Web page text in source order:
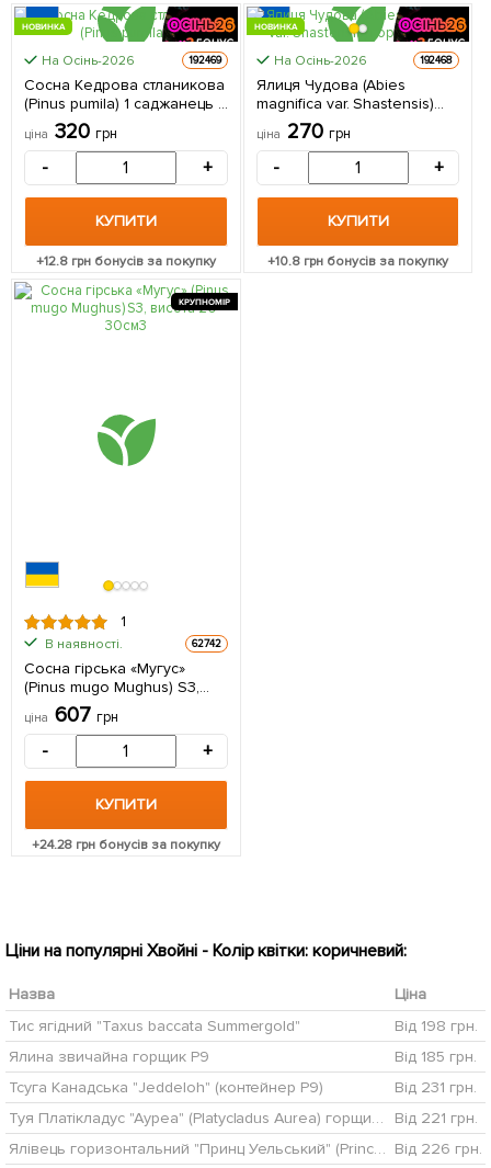
НОВИНКА
На Осінь-2026 192469
Сосна Кедрова стланикова
(Pinus pumila) 1 саджанець в
упаковці
ціна 320 грн
- +
КУПИТИ
+12.8 грн бонусів за покупку
НОВИНКА
На Осінь-2026 192468
Ялиця Чудова (Abies
magnifica var. Shastensis)
горщик P9 1 саджанець в
упаковці
ціна 270 грн
- +
КУПИТИ
+10.8 грн бонусів за покупку
КРУПНОМІР
1
В наявності. 62742
Сосна гірська «Мугус»
(Pinus mugo Mughus) S3,
висота 20-30см 1
саджанець в упаковці
ціна 607 грн
- +
КУПИТИ
+24.28 грн бонусів за покупку
Ціни на популярні Хвойні - Колір квітки: коричневий:
Назва
Ціна
Тис ягідний "Taxus baccata Summergold"
Від 198 грн.
Ялина звичайна горщик P9
Від 185 грн.
Тсуга Канадська "Jeddeloh" (контейнер Р9)
Від 231 грн.
Туя Платікладус "Ауреа" (Platycladus Aurea) горщик P9 1 саджанець в упаковці
Від 221 грн.
Ялівець горизонтальний "Принц Уельський" (Prince of Wales) горщик P9 Від 226 грн.